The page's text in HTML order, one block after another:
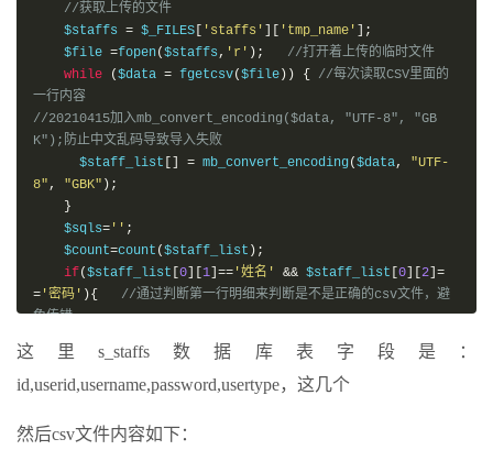
var
                    elem
:
'#chooseexcel'
,method
'post'
,url: 'csvtodb.php'
//改成您自己的上
传接口
,auto:
false
,accept
field:'staffs'
val();
//通过分类来更新数据
}
,done: function( res){
2000 },function (){location reload();});
}
//获取上传的文件
    $staffs
= $_FILES 'staffs' 'tmp_name'
];
    $file
=fopen($staffs , 'r' );
//打开着上传的临时文件
while
($data = fgetcsv($file )) {
//每次读取CSV里面的
一行内容
//20210415加入mb_convert_encoding($data, "UTF-8", "GB
K");防止中文乱码导致导入失败
      $staff_list
= mb_convert_encoding($data,
"UTF-
8" , "GBK" );
}
    $sqls
= '' ;
    $count
=count ($staff_list );
if($staff_list 0 1 ]== '姓名' && $staff_list 0 2 ]=
= '密码' ){
//通过判断第一行明细来判断是不是正确的csv文件，避
免传错
for($i=1 $i<$count $i++){
            $thisrow
= $staff_list [$i ];
件中，当前行的工号
这里s_staffs数据库表字段是：
id,userid,username,password,usertype，这几个
然后csv文件内容如下：